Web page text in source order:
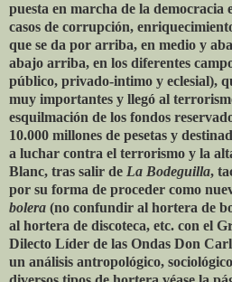
puesta en marcha de la democracia
casos de corrupción,
que se da por arriba, en medio y
abajo arriba, en los diferentes
público, privado-intimo y eclesial),
muy importantes y llegó al
esquilmación de los fondos
10.000 millones de pesetas y
a luchar contra el terrorismo y la
Blanc, tras salir de La Bodeguilla,
por su forma de proceder como
bolera (no confundir al hortera de
al hortera de discoteca, etc. con el
Dilecto Líder de las Ondas Don
un análisis antropológico,